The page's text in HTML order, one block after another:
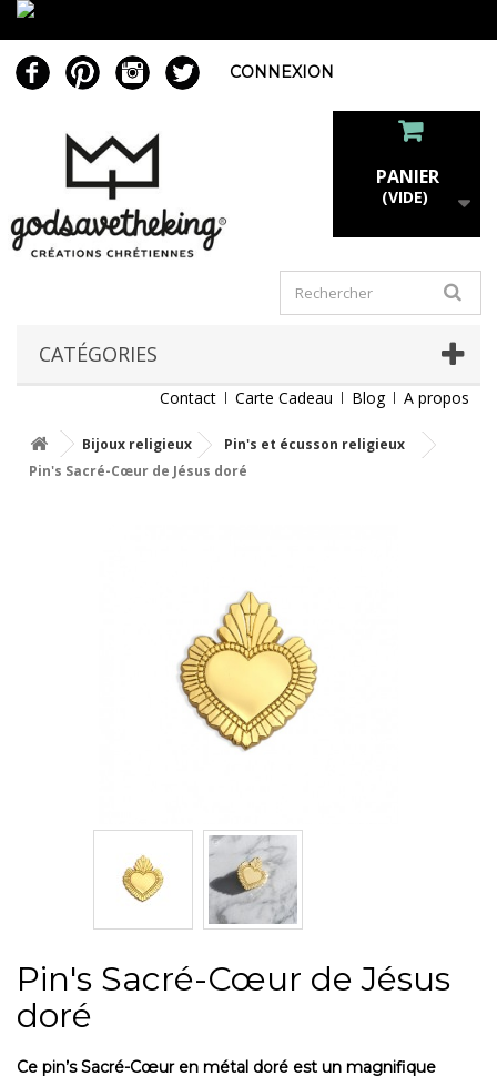
CONNEXION
PANIER
(VIDE)
CATÉGORIES
Contact Carte Cadeau Blog A propos
Bijoux religieux
Pin's et écusson religieux
Pin's Sacré-Cœur de Jésus doré
Pin's Sacré-Cœur de Jésus
doré
Ce pin’s Sacré-Cœur en métal doré est un magnifique